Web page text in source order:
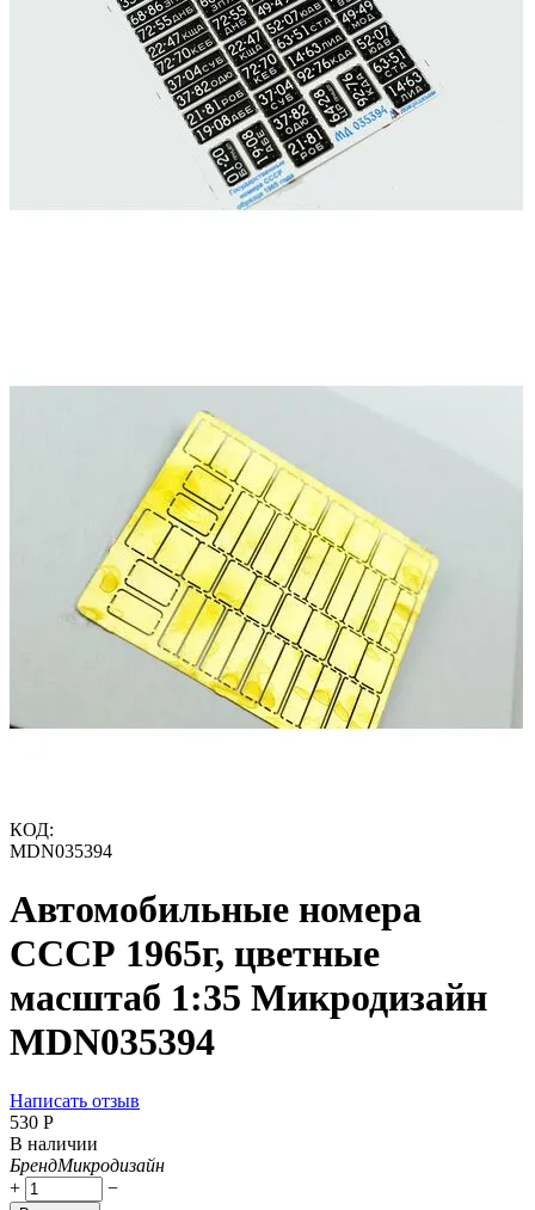
КОД:
MDN035394
Автомобильные номера
СССР 1965г, цветные
масштаб 1:35 Микродизайн
MDN035394
Написать отзыв
‍530‍ Р
В наличии
БрендМикродизайн
+
−